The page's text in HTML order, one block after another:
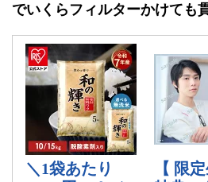
でいくらフィルターかけても